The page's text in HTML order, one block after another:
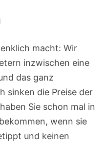
macht: Wir
inzwischen eine
das ganz
sinken die Preise der
Sie schon mal in
wenn sie
und keinen